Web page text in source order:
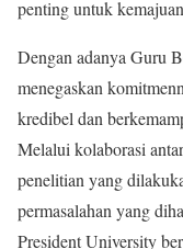
penting untuk
Dengan adanya Guru
menegaskan
kredibel dan
Melalui kolaborasi
penelitian yang
permasalahan yang
President University